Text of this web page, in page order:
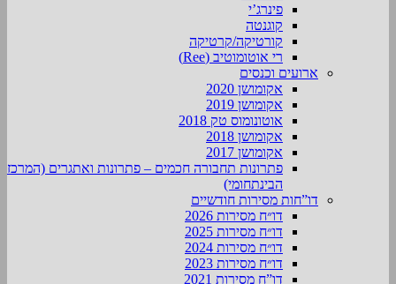
פינרג’י
קוגנטה
קורטיקה/קרטיקה
רי אוטומוטיב (Ree)
ארועים וכנסים
אקומושן 2020
אקומושן 2019
אוטונומוס טק 2018
אקומושן 2018
אקומושן 2017
פתרונות תחבורה חכמים – פתרונות ואתגרים (המרכז
הבינתחומי)
דו”חות מסירות חודשיים
דו״ח מסירות 2026
דו״ח מסירות 2025
דו״ח מסירות 2024
דו״ח מסירות 2023
דו”ח מסירות 2021